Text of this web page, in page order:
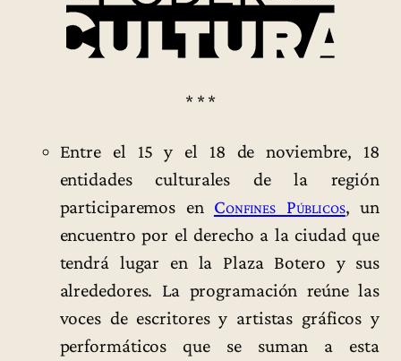
* * *
Entre el 15 y el 18 de noviembre, 18
entidades culturales de la región
participaremos en Confines Públicos, un
encuentro por el derecho a la ciudad que
tendrá lugar en la Plaza Botero y sus
alrededores. La programación reúne las
voces de escritores y artistas gráficos y
performáticos que se suman a esta